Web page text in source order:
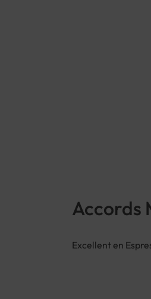
Accords
Excellent en